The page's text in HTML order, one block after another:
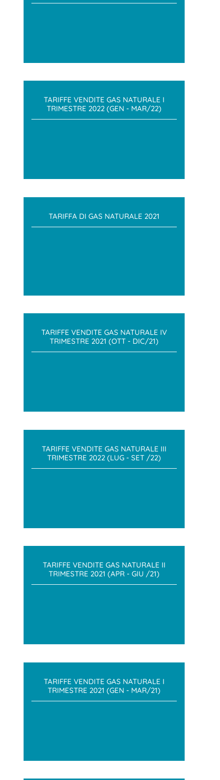
TARIFFE VENDITE GAS NATURALE I
TRIMESTRE 2022 (GEN - MAR/22)
TARIFFA DI GAS NATURALE 2021
TARIFFE VENDITE GAS NATURALE IV
TRIMESTRE 2021 (OTT - DIC/21)
TARIFFE VENDITE GAS NATURALE III
TRIMESTRE 2022 (LUG - SET /22)
TARIFFE VENDITE GAS NATURALE II
TRIMESTRE 2021 (APR - GIU /21)
TARIFFE VENDITE GAS NATURALE I
TRIMESTRE 2021 (GEN - MAR/21)